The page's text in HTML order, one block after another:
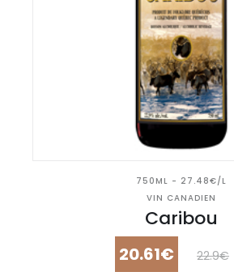
750ML - 27.48€/L
VIN CANADIEN
Caribou
20.61€ 22.9€